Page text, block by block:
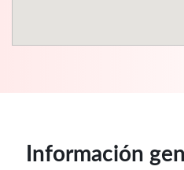
Información